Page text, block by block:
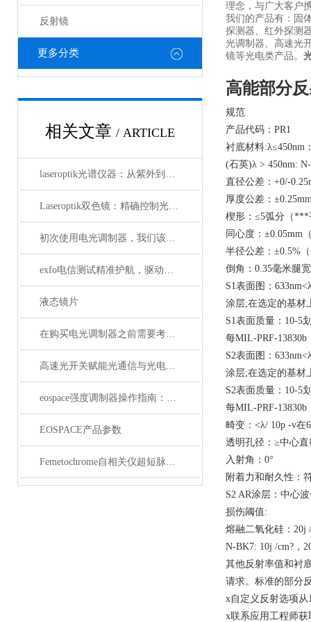
反射镜
更多分类
相关文章 / ARTICLE
laseroptik光谱仪器：从紫外到红外的精密光学测量解决方案
Laseroptik双色镜：精确控制光的波长与功率
初次使用电光调制器，我们该注意什么事项？
exfo电信测试精准护航，驱动通信网络高质量发展
液态镜片
在购买电光调制器之前需要考虑许多性质
高速光开关赋能光通信与光电融合的关键技术
eospace强度调制器操作指南：从基础到进阶的完整流程
EOSPACE产品参数
Femetochrome自相关仪超短脉冲测量的“时间显微镜”
理念，与广大客户
我们的产品有：固
探测器、红外探测
光调制器、高速光
镜等光电类产品。
高能部分
规范
产品代码：PR1
衬底材料:λ≤450nm
(石英)λ > 450nm:
直径公差：+0/-
厚度公差：
楔形：≤5弧分（***
同心度：±0.05mm
半径公差：±0.5%
倒角：0.35毫米腿
S1表面图：
涂层;在选定的基材
S1表面质量：10-5
每MIL-PRF-13830b
S2表面图：
涂层;在选定的基材
S2表面质量：10-5
每MIL-PRF-
畸变：<λ/ 10p -v在
透明孔径：≥中心直
入射角：0°
附着力和耐久性：
S2 AR涂层：中心
损伤阈值:
熔融二氧化硅：20j
N-BK7: 10j /cm?，
其他反射率值和衬
请求。标准的部分
x自定义反射选项
x联系应用工程师获